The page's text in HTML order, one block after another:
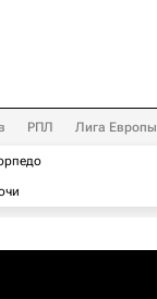
РПЛ Лига Европы